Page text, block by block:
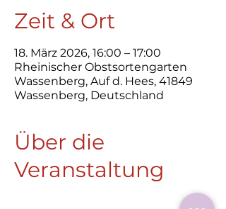
Zeit & Ort
18. März 2026, 16:00 – 17:00
Rheinischer Obstsortengarten
Wassenberg, Auf d. Hees, 41849
Wassenberg, Deutschland
Über die
Veranstaltung